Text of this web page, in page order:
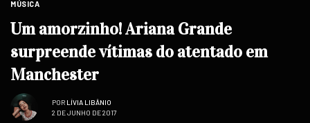
MÚSICA
Um amorzinho! Ariana Grande
surpreende vítimas do atentado em
Manchester
POR LÍVIA LIBÂNIO
2 DE JUNHO DE 2017